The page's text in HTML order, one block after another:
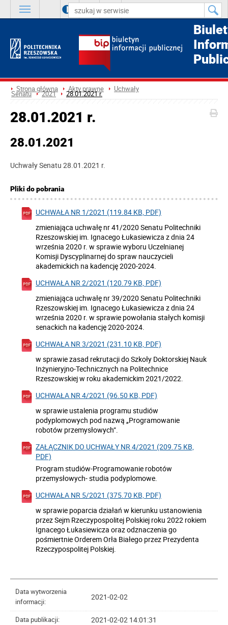
A A A
Strona główna Akty prawne Uchwały
Senatu 2021 28.01.2021 r.
28.01.2021 r.
28.01.2021
Uchwały Senatu 28.01.2021 r.
Pliki do pobrania
UCHWAŁA NR 1/2021 (119.84 KB, PDF)
zmieniająca uchwałę nr 41/2020 Senatu Politechniki
Rzeszowskiej im. Ignacego Łukasiewicza z dnia 24
września 2020 r. w sprawie wyboru Uczelnianej
Komisji Dyscyplinarnej do spraw nauczycieli
akademickich na kadencję 2020-2024.
UCHWAŁA NR 2/2021 (120.79 KB, PDF)
zmieniająca uchwałę nr 39/2020 Senatu Politechniki
Rzeszowskiej im. Ignacego Łukasiewicza z dnia 24
września 2020 r. w sprawie powołania stałych komisji
senackich na kadencję 2020-2024.
UCHWAŁA NR 3/2021 (231.10 KB, PDF)
w sprawie zasad rekrutacji do Szkoły Doktorskiej Nauk
Inżynieryjno-Technicznych na Politechnice
Rzeszowskiej w roku akademickim 2021/2022.
UCHWAŁA NR 4/2021 (96.50 KB, PDF)
w sprawie ustalenia programu studiów
podyplomowych pod nazwą „Programowanie
robotów przemysłowych”.
ZAŁĄCZNIK DO UCHWAŁY NR 4/2021 (209.75 KB,
PDF)
Program studiów-Programowanie robotów
przemysłowych- studia podyplomowe.
UCHWAŁA NR 5/2021 (375.70 KB, PDF)
w sprawie poparcia działań w kierunku ustanowienia
przez Sejm Rzeczypospolitej Polskiej roku 2022 rokiem
Ignacego Łukasiewicza oraz odznaczenia go
pośmiertnie Orderem Orła Białego przez Prezydenta
Rzeczypospolitej Polskiej.
Data wytworzenia
informacji:
2021-02-02
Data publikacji: 2021-02-02 14:01:31